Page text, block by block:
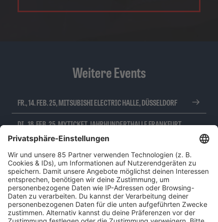
Weitere Events
FR., 14. FEB. 25, MITSUBISHI ELECTRIC HALLE, DÜSSELDORF
DI., 18. FEB. 25, MYTICKET JAHRHUNDERTHALLE FRANKFURT,
FRANKFURT
MI., 19. FEB. 25, MYTICKET JAHRHUNDERTHALLE FRANKFURT,
FRANKFURT
MO., 9. JUNI 25, HAUS AUENSEE, LEIPZIG
DI., 10. JUNI 25, MESSE CONGRESS CENTRUM HALLE
MÜNSTERLAND, MÜNSTER